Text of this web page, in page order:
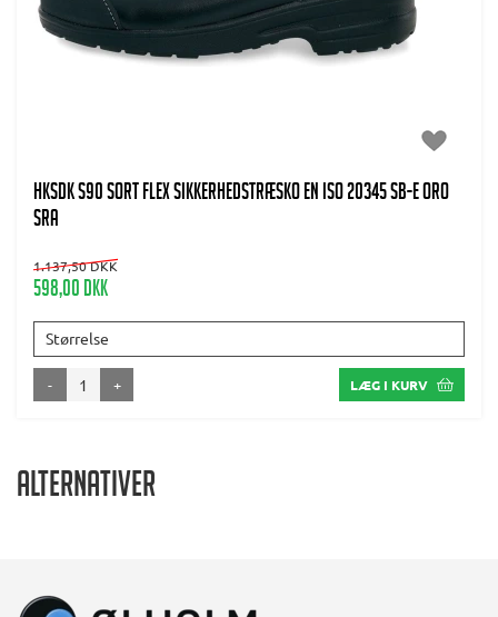
HKSDK S90 Sort flex Sikkerhedstræsko EN ISO 20345 SB-E ORO
SRA
1.137,50 DKK
598,00 DKK
Størrelse
- + LÆG I KURV
Alternativer